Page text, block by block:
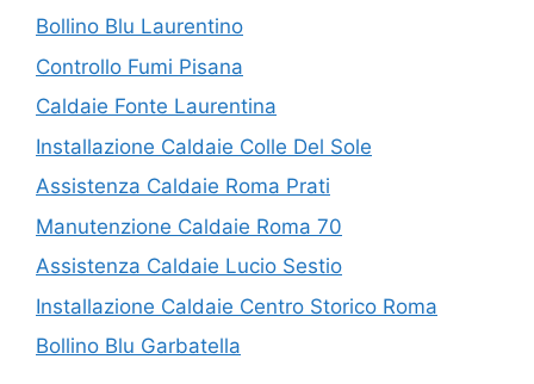
Bollino Blu Laurentino
Controllo Fumi Pisana
Caldaie Fonte Laurentina
Installazione Caldaie Colle Del Sole
Assistenza Caldaie Roma Prati
Manutenzione Caldaie Roma 70
Assistenza Caldaie Lucio Sestio
Installazione Caldaie Centro Storico Roma
Bollino Blu Garbatella